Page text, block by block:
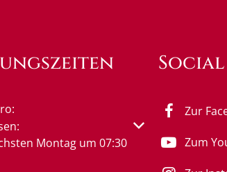
weitere Öffnungs- oder Schließzeiten
Montag um 07:30
Zur
Zum